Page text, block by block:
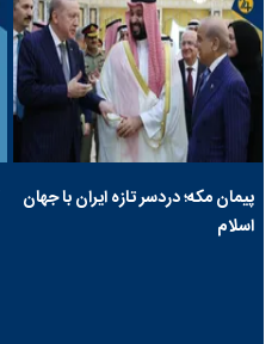
پیمان مکه؛ دردسر تازه ایران با جهان
اسلام